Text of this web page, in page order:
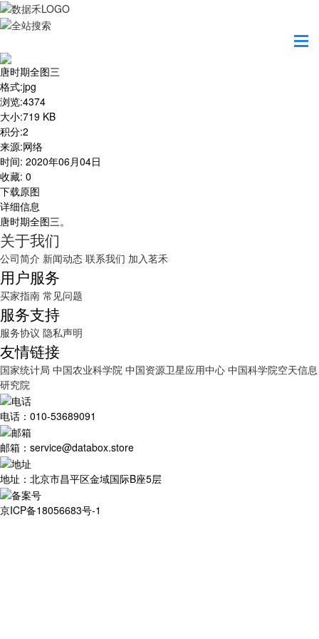
唐时期全图三
格式:jpg
浏览:4374
大小:719 KB
积分:2
来源:网络
时间: 2020年06月04日
收藏: 0
下载原图
详细信息
唐时期全图三。
关于我们
公司简介 新闻动态 联系我们 加入茗禾
用户服务
买家指南 常见问题
服务支持
服务协议 隐私声明
友情链接
国家统计局 中国农业科学院 中国资源卫星应用中心 中国科学院空天信息
研究院
电话：010-53689091
邮箱：service@databox.store
地址：北京市昌平区金域国际B座5层
京ICP备18056683号-1